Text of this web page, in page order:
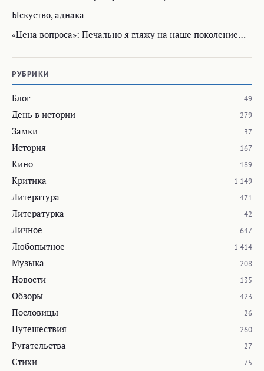
Ыскуство, аднака
«Цена вопроса»: Печально я гляжу на наше поколение…
РУБРИКИ
Блог 49
День в истории 279
Замки 37
История 167
Кино 189
Критика 1 149
Литература 471
Литературка 42
Личное 647
Любопытное 1 414
Музыка 208
Новости 135
Обзоры 423
Пословицы 26
Путешествия 260
Ругательства 27
Стихи 75